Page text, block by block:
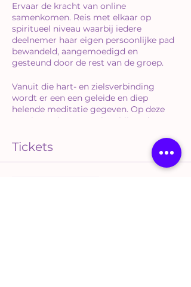
Ervaar de kracht van online
samenkomen. Reis met elkaar op
spiritueel niveau waarbij iedere
deelnemer haar eigen persoonlijke pad
bewandeld, aangemoedigd en
gesteund door de rest van de groep.
Vanuit die hart- en zielsverbinding
wordt er een een geleide en diep
helende meditatie gegeven. Op deze
manier ga je ervaren hoe bijzonder en
zul je merken dat er kleine wondertjes
in het dagelijks leven gaan ontstaan,
Tickets